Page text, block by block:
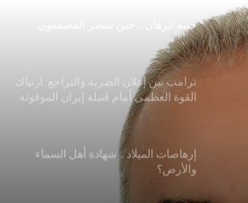
القوة العظمى أمام قنبلة إيران الموقوتة
إرهاصات الميلاد .. شهادة أهل السماء
والأرض؟
يوميات البحث عن الحرية .. الإفقار والتجهيل…
أليست على رأس كل الجرائم؟